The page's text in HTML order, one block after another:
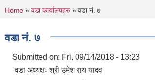
You are here
Home » वडा कार्यालयहरु » वडा नं. ७
वडा नं. ७
Submitted on: Fri, 09/14/2018 - 13:23
वडा अध्यक्षः श्री उमेश राय यादव